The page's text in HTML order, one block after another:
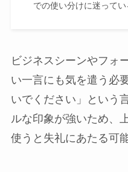
での使い分けに迷ってい
ビジネスシーンやフォ
い一言にも気を遣う必
いでください」という
ルな印象が強いため、
使うと失礼にあたる可